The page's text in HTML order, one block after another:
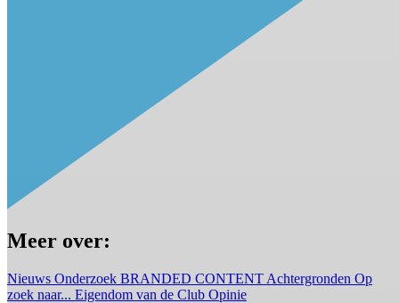
Meer over:
Nieuws Onderzoek BRANDED CONTENT Achtergronden Op
zoek naar... Eigendom van de Club Opinie